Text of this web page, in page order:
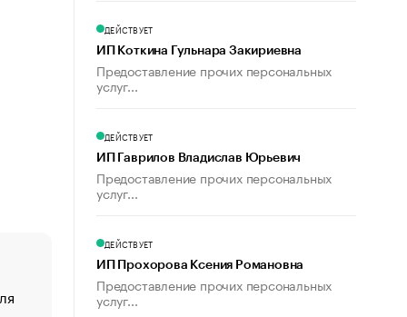
«От спорта тело стареет иначе». Как живет глава
ДЕЙСТВУЕТ
ИП Коткина Гульнара Закириевна
Предоставление прочих персональных
услуг...
ДЕЙСТВУЕТ
ИП Гаврилов Владислав Юрьевич
Предоставление прочих персональных
услуг...
ДЕЙСТВУЕТ
ИП Прохорова Ксения Романовна
Предоставление прочих персональных
услуг...